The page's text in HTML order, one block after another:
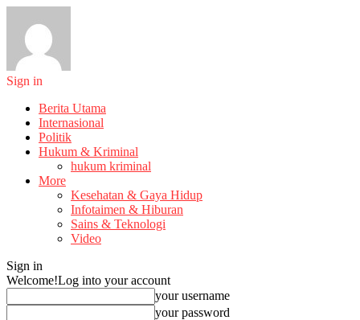
Sign in
Berita Utama
Internasional
Politik
Hukum & Kriminal
hukum kriminal
More
Kesehatan & Gaya Hidup
Infotaimen & Hiburan
Sains & Teknologi
Video
Sign in
Welcome!Log into your account
your username
your password